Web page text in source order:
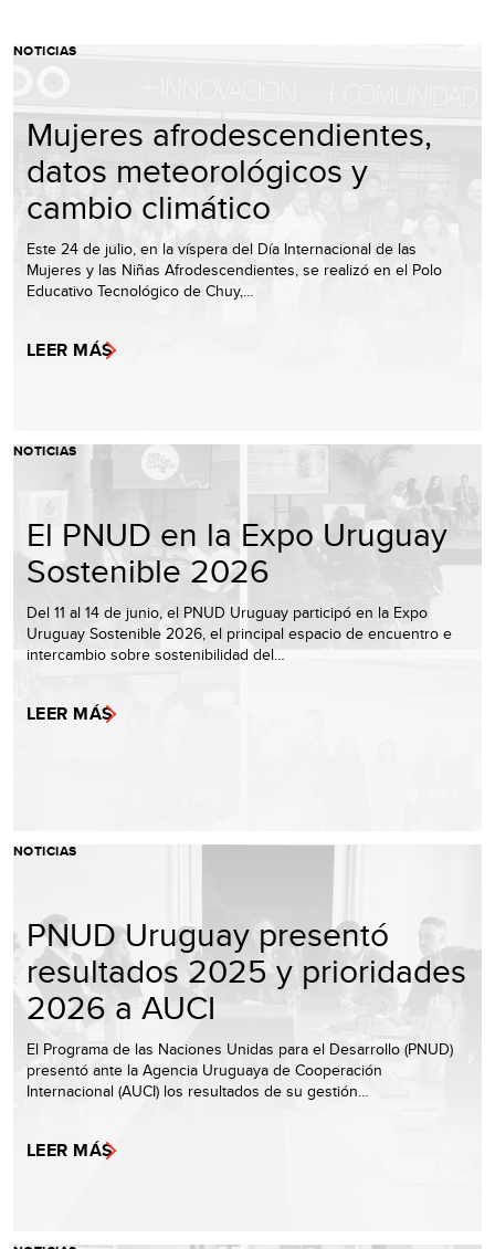
NOTICIAS
Mujeres afrodescendientes,
datos meteorológicos y
cambio climático
Este 24 de julio, en la víspera del Día Internacional de las
Mujeres y las Niñas Afrodescendientes, se realizó en el Polo
Educativo Tecnológico de Chuy,…
LEER MÁS
NOTICIAS
El PNUD en la Expo Uruguay
Sostenible 2026
Del 11 al 14 de junio, el PNUD Uruguay participó en la Expo
Uruguay Sostenible 2026, el principal espacio de encuentro e
intercambio sobre sostenibilidad del…
LEER MÁS
NOTICIAS
PNUD Uruguay presentó
resultados 2025 y prioridades
2026 a AUCI
El Programa de las Naciones Unidas para el Desarrollo (PNUD)
presentó ante la Agencia Uruguaya de Cooperación
Internacional (AUCI) los resultados de su gestión…
LEER MÁS